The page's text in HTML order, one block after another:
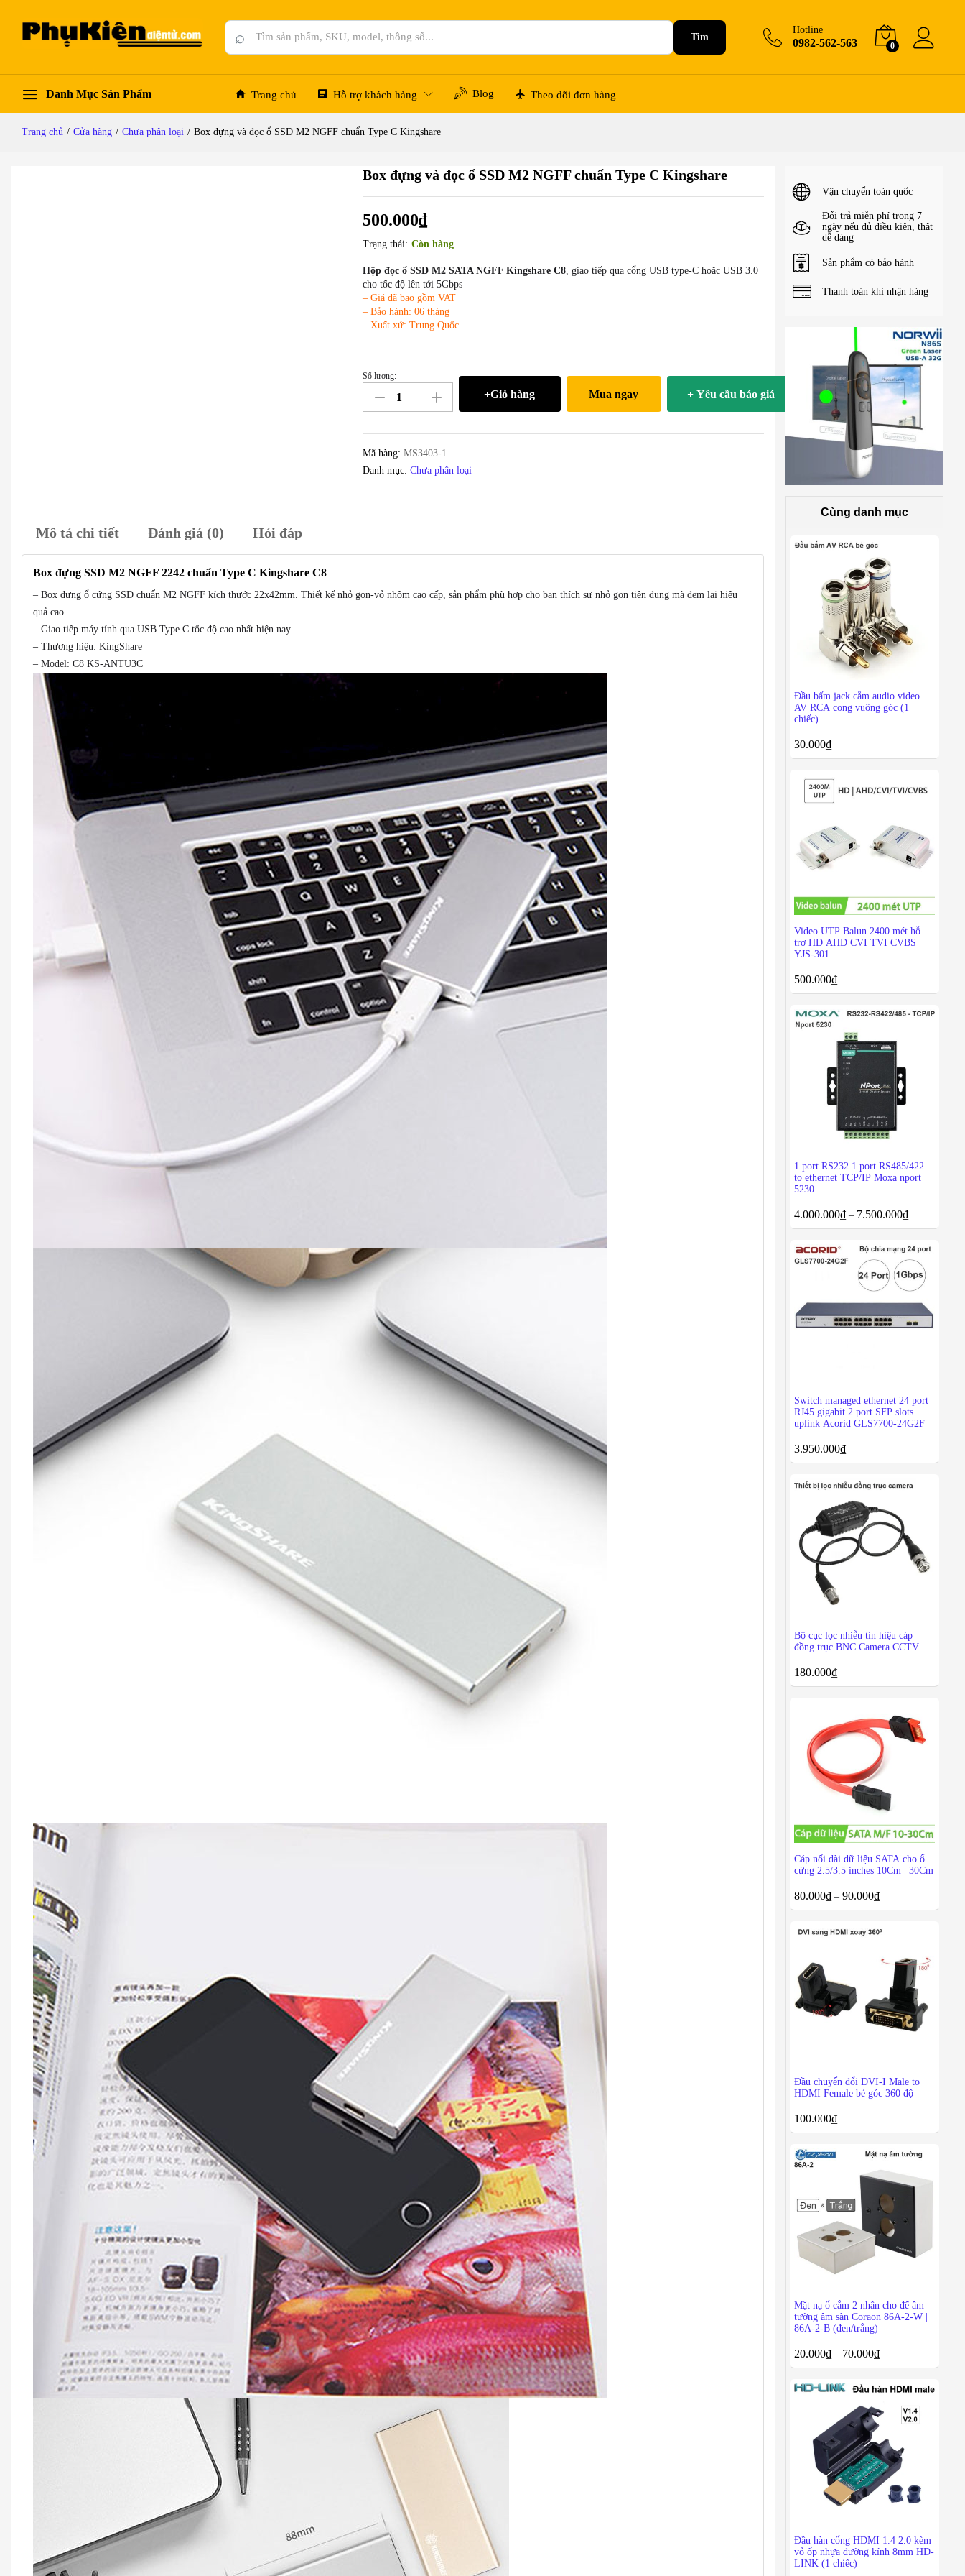
⌕ Tìm
Hotline
0982-562-563 0
Danh Mục Sản Phẩm Trang chủ Hỗ trợ khách hàng Blog Theo dõi đơn hàng
Trang chủ / Cửa hàng / Chưa phân loại / Box đựng và đọc ổ SSD M2 NGFF chuẩn Type C Kingshare
Box đựng và đọc ổ SSD M2 NGFF chuẩn Type C Kingshare
500.000₫
Trạng thái: Còn hàng
Hộp đọc ổ SSD M2 SATA NGFF Kingshare C8, giao tiếp qua cổng USB type-C hoặc USB 3.0
cho tốc độ lên tới 5Gbps
– Giá đã bao gồm VAT
– Bảo hành: 06 tháng
– Xuất xứ: Trung Quốc
Box
đựng
và
đọc
ổ
SSD
C
Số lượng:
+Giỏ hàng Mua ngay + Yêu cầu báo giá
Mã hàng: MS3403-1
Danh mục: Chưa phân loại
Mô tả chi tiết Đánh giá (0) Hỏi đáp
Box đựng SSD M2 NGFF 2242 chuẩn Type C Kingshare C8
– Box đựng ổ cứng SSD chuẩn M2 NGFF kích thước 22x42mm. Thiết kế nhỏ gọn-vỏ nhôm cao cấp, sản phẩm phù hợp cho bạn thích sự nhỏ gọn tiện dụng mà đem lại hiệu
quả cao.
– Giao tiếp máy tính qua USB Type C tốc độ cao nhất hiện nay.
– Thương hiệu: KingShare
– Model: C8 KS-ANTU3C
Vận chuyển toàn quốc
Đổi trả miễn phí trong 7
ngày nếu đủ điều kiện, thật
dễ dàng
Sản phẩm có bảo hành
Thanh toán khi nhận hàng
Cùng danh mục
Đầu bấm jack cắm audio video
AV RCA cong vuông góc (1
chiếc)
30.000₫
Video UTP Balun 2400 mét hỗ
trợ HD AHD CVI TVI CVBS
YJS-301
500.000₫
1 port RS232 1 port RS485/422
to ethernet TCP/IP Moxa nport
5230
4.000.000₫ – 7.500.000₫
Switch managed ethernet 24 port
RJ45 gigabit 2 port SFP slots
uplink Acorid GLS7700-24G2F
3.950.000₫
Bộ cục lọc nhiễu tín hiệu cáp
đồng trục BNC Camera CCTV
180.000₫
Cáp nối dài dữ liệu SATA cho ổ
cứng 2.5/3.5 inches 10Cm | 30Cm
80.000₫ –90.000₫
Đầu chuyển đổi DVI-I Male to
HDMI Female bẻ góc 360 độ
100.000₫
Mặt nạ ổ cắm 2 nhân cho đế âm
tường âm sàn Coraon 86A-2-W |
86A-2-B (đen/trắng)
20.000₫ – 70.000₫
Đầu hàn cổng HDMI 1.4 2.0 kèm
vỏ ốp nhựa đường kính 8mm HD-
LINK (1 chiếc)
Mô tả chi tiết Hỏi đáp